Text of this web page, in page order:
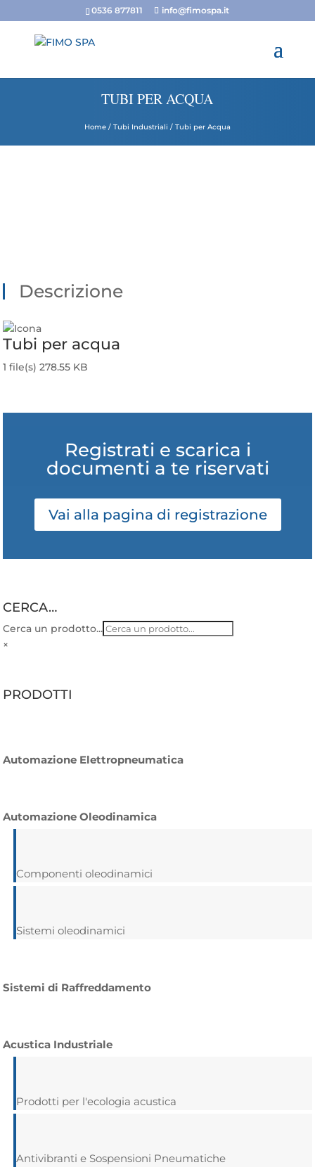
0536 877811 info@fimospa.it
TUBI PER ACQUA
Home/ Tubi Industriali / Tubi per Acqua
Descrizione
Tubi per acqua
1 file(s)278.55 KB
Registrati e scarica i
documenti a te riservati
Vai alla pagina di registrazione
CERCA…
Cerca un prodotto...
×
PRODOTTI
Automazione Elettropneumatica
Automazione Oleodinamica
Componenti oleodinamici
Sistemi oleodinamici
Sistemi di Raffreddamento
Acustica Industriale
Prodotti per l'ecologia acustica
Antivibranti e Sospensioni Pneumatiche